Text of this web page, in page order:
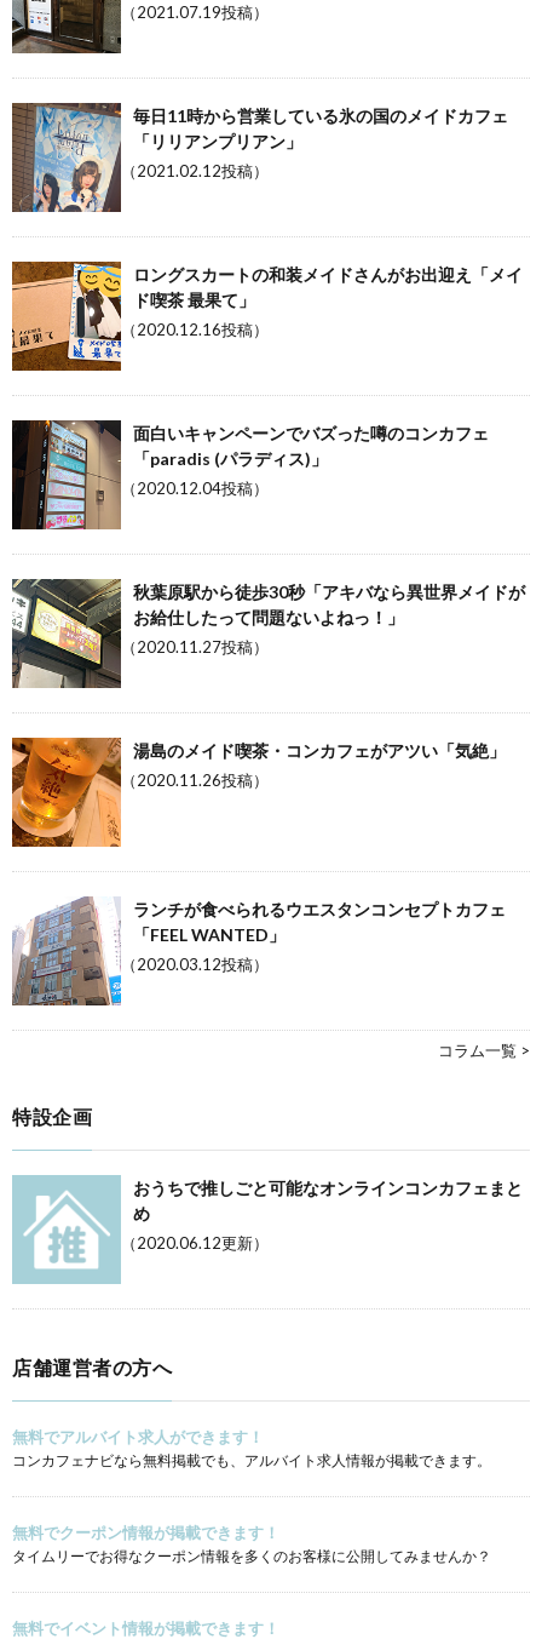
（2021.07.19投稿）
毎日11時から営業している氷の国のメイドカフェ
「リリアンプリアン」
（2021.02.12投稿）
ロングスカートの和装メイドさんがお出迎え「メイ
ド喫茶 最果て」
（2020.12.16投稿）
面白いキャンペーンでバズった噂のコンカフェ
「paradis (パラディス)」
（2020.12.04投稿）
秋葉原駅から徒歩30秒「アキバなら異世界メイドが
お給仕したって問題ないよねっ！」
（2020.11.27投稿）
湯島のメイド喫茶・コンカフェがアツい「気絶」
（2020.11.26投稿）
ランチが食べられるウエスタンコンセプトカフェ
「FEEL WANTED」
（2020.03.12投稿）
コラム一覧 >
特設企画
おうちで推しごと可能なオンラインコンカフェまと
め
（2020.06.12更新）
店舗運営者の方へ
無料でアルバイト求人ができます！
コンカフェナビなら無料掲載でも、アルバイト求人情報が掲載できます。
無料でクーポン情報が掲載できます！
タイムリーでお得なクーポン情報を多くのお客様に公開してみませんか？
無料でイベント情報が掲載できます！